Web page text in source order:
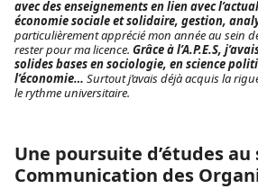
avec des enseignements en lien avec
économie sociale et solidaire, gestion,
particulièrement apprécié mon année au sein
rester pour ma licence. Grâce à l’A.P.E.S,
solides bases en sociologie, en science
l’économie… Surtout j’avais déjà acquis la
le rythme universitaire.
Une poursuite d’études
Communication des